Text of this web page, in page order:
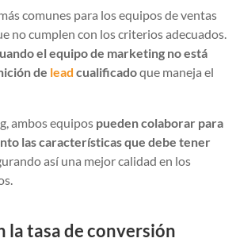
comunes para los equipos de ventas
no cumplen con los criterios adecuados.
el equipo de marketing no está
de leadcualificadoque maneja el
ambos equipos pueden colaborar para
las características que debe tener
así una mejor calidad en los
la tasa de conversión